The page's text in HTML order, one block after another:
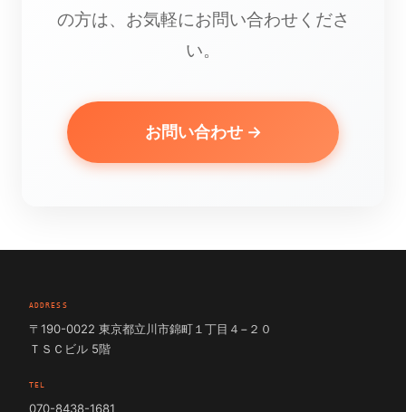
の方は、お気軽にお問い合わせくださ
い。
お問い合わせ →
ADDRESS
〒190-0022 東京都立川市錦町１丁目４−２０
ＴＳＣビル 5階
TEL
070-8438-1681